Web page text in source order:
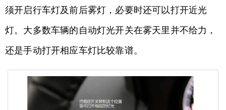
须开启行车灯及前后雾灯，必要时还可以打开近光
灯。大多数车辆的自动灯光开关在雾天里并不给力，
还是手动打开相应车灯比较靠谱。